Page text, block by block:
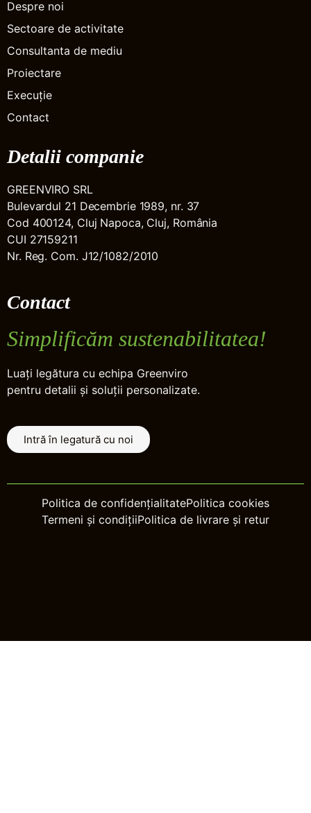
Despre noi
Sectoare de activitate
Consultanta de mediu
Proiectare
Execuție
Contact
Detalii companie
GREENVIRO SRL
Bulevardul 21 Decembrie 1989, nr. 37
Cod 400124, Cluj Napoca, Cluj, România
CUI 27159211
Nr. Reg. Com. J12/1082/2010
Contact
Simplificăm sustenabilitatea!
Luați legătura cu echipa Greenviro
pentru detalii și soluții personalizate.
Intră în legatură cu noi
Politica de confidențialitatePolitica cookies
Termeni și condițiiPolitica de livrare și retur